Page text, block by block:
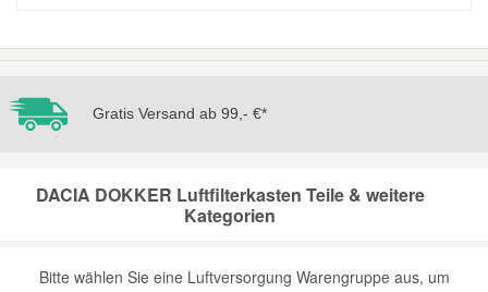
Gratis Versand ab 99,- €*
DACIA DOKKER Luftfilterkasten Teile & weitere
Kategorien
Bitte wählen Sie eine Luftversorgung Warengruppe aus, um
Kia Ersatzteile
Lancia Ersatzteile